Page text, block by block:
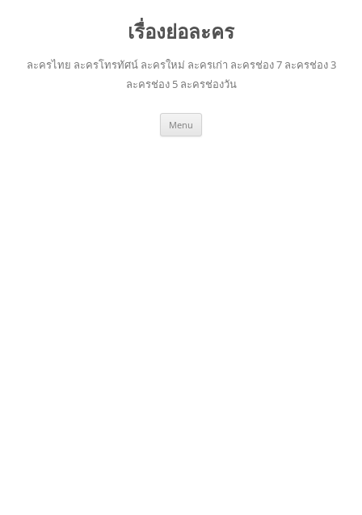
เรื่องย่อละคร
ละครไทย ละครโทรทัศน์ ละครใหม่ ละครเก่า ละครช่อง 7 ละครช่อง 3
ละครช่อง 5 ละครช่องวัน
Menu